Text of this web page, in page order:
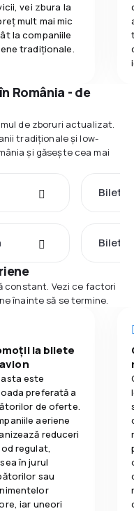
vei zbura la
mult mai mic
la companiile
tradiționale.
România - de
de zboruri actualizat.
tradiționale și low-
și găsește cea mai
Bilete
Bilete
constant. Vezi ce factori
înainte să se termine.
la bilete
este
preferată a
de oferte.
aeriene
reduceri
regulat,
în jurul
sau
iar uneori